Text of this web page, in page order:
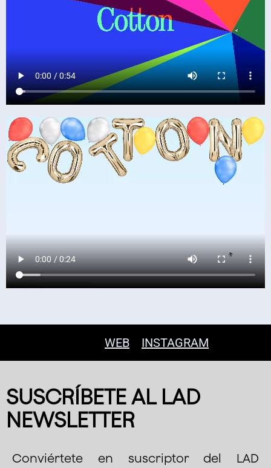
WEB INSTAGRAM
SUSCRÍBETE AL LAD
NEWSLETTER
Conviértete en suscriptor del LAD